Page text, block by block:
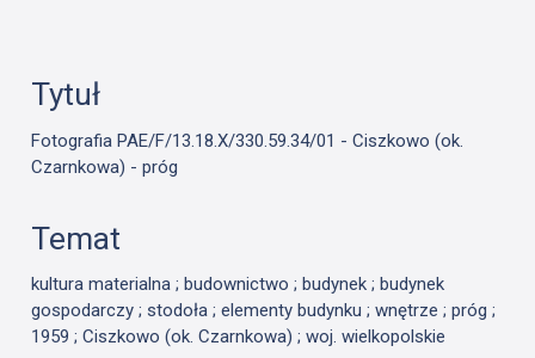
Tytuł
Fotografia PAE/F/13.18.X/330.59.34/01 - Ciszkowo (ok.
Czarnkowa) - próg
Temat
kultura materialna ; budownictwo ; budynek ; budynek
gospodarczy ; stodoła ; elementy budynku ; wnętrze ; próg ;
1959 ; Ciszkowo (ok. Czarnkowa) ; woj. wielkopolskie